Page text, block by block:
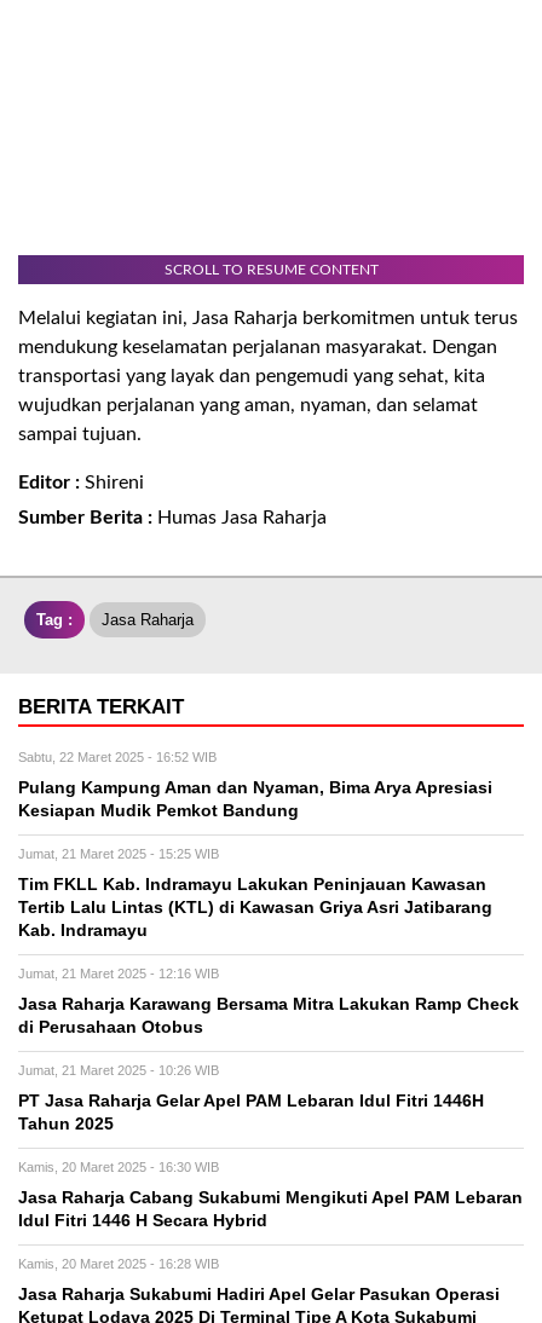
SCROLL TO RESUME CONTENT
Melalui kegiatan ini, Jasa Raharja berkomitmen untuk terus
mendukung keselamatan perjalanan masyarakat. Dengan
transportasi yang layak dan pengemudi yang sehat, kita
wujudkan perjalanan yang aman, nyaman, dan selamat
sampai tujuan.
Editor : Shireni
Sumber Berita : Humas Jasa Raharja
Tag : Jasa Raharja
BERITA TERKAIT
Sabtu, 22 Maret 2025 - 16:52 WIB
Pulang Kampung Aman dan Nyaman, Bima Arya Apresiasi
Kesiapan Mudik Pemkot Bandung
Jumat, 21 Maret 2025 - 15:25 WIB
Tim FKLL Kab. Indramayu Lakukan Peninjauan Kawasan
Tertib Lalu Lintas (KTL) di Kawasan Griya Asri Jatibarang
Kab. Indramayu
Jumat, 21 Maret 2025 - 12:16 WIB
Jasa Raharja Karawang Bersama Mitra Lakukan Ramp Check
di Perusahaan Otobus
Jumat, 21 Maret 2025 - 10:26 WIB
PT Jasa Raharja Gelar Apel PAM Lebaran Idul Fitri 1446H
Tahun 2025
Kamis, 20 Maret 2025 - 16:30 WIB
Jasa Raharja Cabang Sukabumi Mengikuti Apel PAM Lebaran
Idul Fitri 1446 H Secara Hybrid
Kamis, 20 Maret 2025 - 16:28 WIB
Jasa Raharja Sukabumi Hadiri Apel Gelar Pasukan Operasi
Ketupat Lodaya 2025 Di Terminal Tipe A Kota Sukabumi